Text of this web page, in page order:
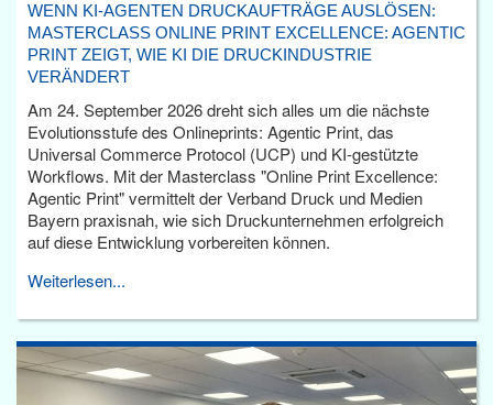
WENN KI-AGENTEN DRUCKAUFTRÄGE AUSLÖSEN:
MASTERCLASS ONLINE PRINT EXCELLENCE: AGENTIC
PRINT ZEIGT, WIE KI DIE DRUCKINDUSTRIE
VERÄNDERT
Am 24. September 2026 dreht sich alles um die nächste
Evolutionsstufe des Onlineprints: Agentic Print, das
Universal Commerce Protocol (UCP) und KI-gestützte
Workflows. Mit der Masterclass "Online Print Excellence:
Agentic Print" vermittelt der Verband Druck und Medien
Bayern praxisnah, wie sich Druckunternehmen erfolgreich
auf diese Entwicklung vorbereiten können.
Weiterlesen...